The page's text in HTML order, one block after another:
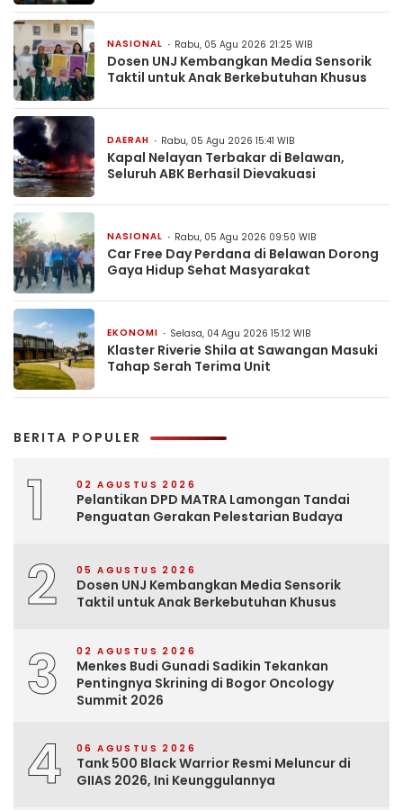
NASIONAL Rabu, 05 Agu 2026 21:25 WIB
Dosen UNJ Kembangkan Media Sensorik
Taktil untuk Anak Berkebutuhan Khusus
DAERAH Rabu, 05 Agu 2026 15:41 WIB
Kapal Nelayan Terbakar di Belawan,
Seluruh ABK Berhasil Dievakuasi
NASIONAL Rabu, 05 Agu 2026 09:50 WIB
Car Free Day Perdana di Belawan Dorong
Gaya Hidup Sehat Masyarakat
EKONOMI Selasa, 04 Agu 2026 15:12 WIB
Klaster Riverie Shila at Sawangan Masuki
Tahap Serah Terima Unit
BERITA POPULER
1 02 AGUSTUS 2026
Pelantikan DPD MATRA Lamongan Tandai
Penguatan Gerakan Pelestarian Budaya
2 05 AGUSTUS 2026
Dosen UNJ Kembangkan Media Sensorik
Taktil untuk Anak Berkebutuhan Khusus
3 02 AGUSTUS 2026
Menkes Budi Gunadi Sadikin Tekankan
Pentingnya Skrining di Bogor Oncology
Summit 2026
4 06 AGUSTUS 2026
Tank 500 Black Warrior Resmi Meluncur di
GIIAS 2026, Ini Keunggulannya